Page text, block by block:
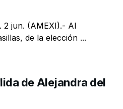
2 jun. (AMEXI).- Al
de la elección ...
de Alejandra del